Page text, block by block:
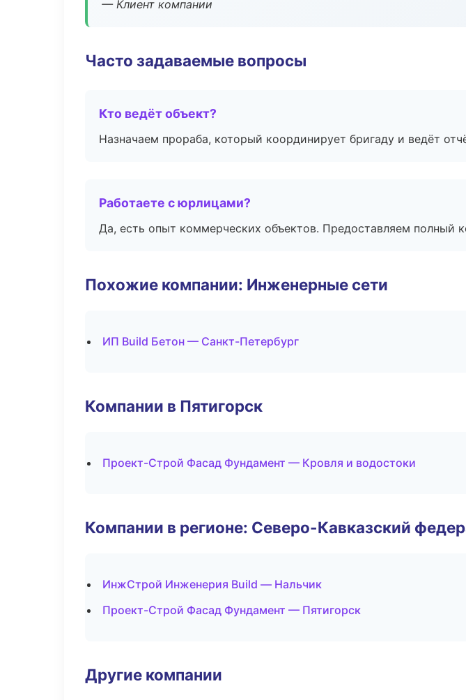
— Клиент компании
Часто задаваемые вопросы
Кто ведёт объект?
Назначаем прораба, который координирует бригаду и ведёт
Работаете с юрлицами?
Да, есть опыт коммерческих объектов. Предоставляем полный
Похожие компании: Инженерные сети
ИП Build Бетон — Санкт-Петербург
Компании в Пятигорск
Проект-Строй Фасад Фундамент — Кровля и водостоки
Компании в регионе: Северо-Кавказский
ИнжСтрой Инженерия Build — Нальчик
Проект-Строй Фасад Фундамент — Пятигорск
Другие компании